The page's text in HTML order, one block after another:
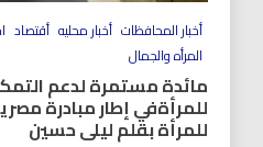
أخبار المحافظات أخبار محليه أقتصاد
المرأه والجمال
مائدة مستمرة لدعم
للمرأةفي إطار مبادرة
للمرأة بقلم ليلى حسين